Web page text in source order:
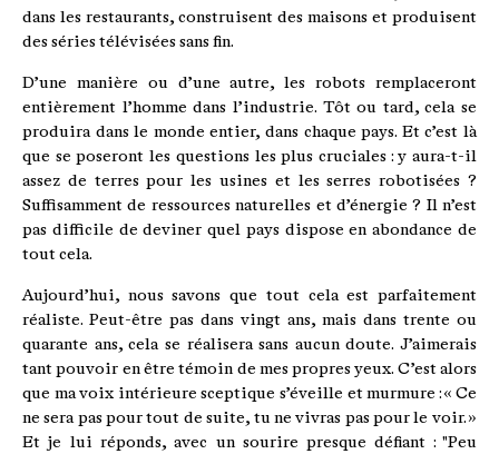
dans les restaurants, construisent des maisons et produisent
des séries télévisées sans fin.
D’une manière ou d’une autre, les robots remplaceront
entièrement l’homme dans l’industrie. Tôt ou tard, cela se
produira dans le monde entier, dans chaque pays. Et c’est là
que se poseront les questions les plus cruciales : y aura-t-il
assez de terres pour les usines et les serres robotisées ?
Suffisamment de ressources naturelles et d’énergie ? Il n’est
pas difficile de deviner quel pays dispose en abondance de
tout cela.
Aujourd’hui, nous savons que tout cela est parfaitement
réaliste. Peut-être pas dans vingt ans, mais dans trente ou
quarante ans, cela se réalisera sans aucun doute. J’aimerais
tant pouvoir en être témoin de mes propres yeux. C’est alors
que ma voix intérieure sceptique s’éveille et murmure : « Ce
ne sera pas pour tout de suite, tu ne vivras pas pour le voir. »
Et je lui réponds, avec un sourire presque défiant : "Peu